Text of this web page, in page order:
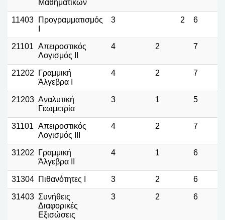
Μαθηματικών
11403
Προγραμματισμός
3 2 6
21101 Απειροστικός
Λογισμός ΙΙ
4 2 7
21202
Γραμμική
Άλγεβρα Ι
4 2 7
21203 Αναλυτική
Γεωμετρία
3 1 5
31101 Απειροστικός
Λογισμός ΙII
4 2 7
31202
Γραμμική
Άλγεβρα II
4 1 6
31304 Πιθανότητες Ι 3 2 6
31403 Συνήθεις
Διαφορικές
Εξισώσεις
3 2 6